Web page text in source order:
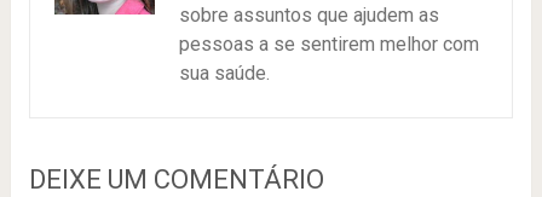
sobre assuntos que ajudem as
pessoas a se sentirem melhor com
sua saúde.
DEIXE UM COMENTÁRIO